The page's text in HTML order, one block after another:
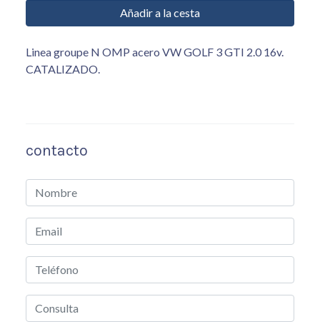
Añadir a la cesta
Linea groupe N OMP acero VW GOLF 3 GTI 2.0 16v.
CATALIZADO.
contacto